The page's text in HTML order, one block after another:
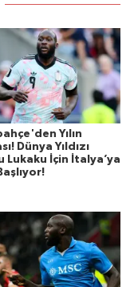
Yılın
Dünya Yıldızı
Lukaku İçin İtalya’ya